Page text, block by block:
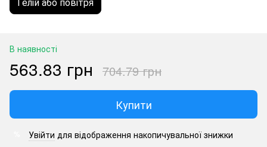
В наявності
563.83 грн 704.79 грн
Купити
Увійти для відображення накопичувальної знижки